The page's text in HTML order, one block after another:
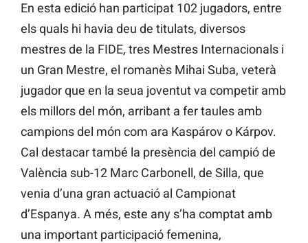
En esta edició han participat 102 jugadors, entre
els quals hi havia deu de titulats, diversos
mestres de la FIDE, tres Mestres Internacionals i
un Gran Mestre, el romanès Mihai Suba, veterà
jugador que en la seua joventut va competir amb
els millors del món, arribant a fer taules amb
campions del món com ara Kaspárov o Kárpov.
Cal destacar també la presència del campió de
València sub-12 Marc Carbonell, de Silla, que
venia d’una gran actuació al Campionat
d’Espanya. A més, este any s’ha comptat amb
una important participació femenina,